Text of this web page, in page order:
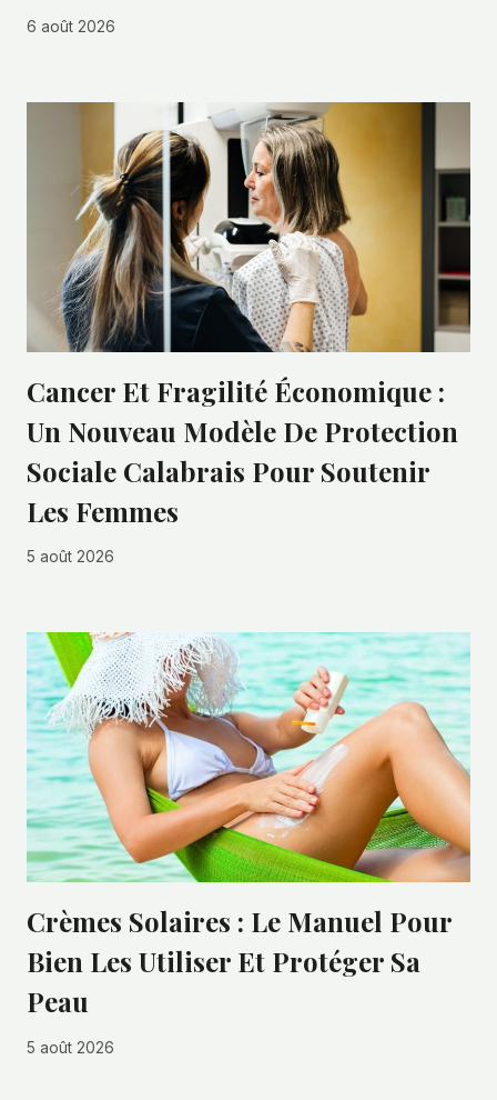
6 août 2026
Cancer Et Fragilité Économique :
Un Nouveau Modèle De Protection
Sociale Calabrais Pour Soutenir
Les Femmes
5 août 2026
Crèmes Solaires : Le Manuel Pour
Bien Les Utiliser Et Protéger Sa
Peau
5 août 2026